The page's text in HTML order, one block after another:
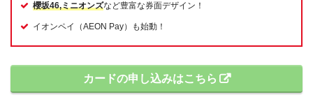
櫻坂46,ミニオンズなど豊富な券面デザイン！
イオンペイ（AEON Pay）も始動！
カードの申し込みはこちら